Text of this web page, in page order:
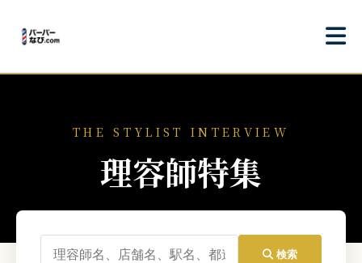
THE STYLIST INTERVIEW
理容師特集
検索